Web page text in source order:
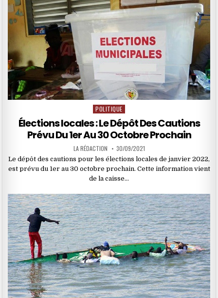
Posted
POLITIQUE
Élections locales : Le Dépôt Des Cautions
Prévu Du 1er Au 30 Octobre Prochain
LA RÉDACTION 30/09/2021
Le dépôt des cautions pour les élections locales de janvier 2022,
est prévu du 1er au 30 octobre prochain. Cette information vient
de la caisse…